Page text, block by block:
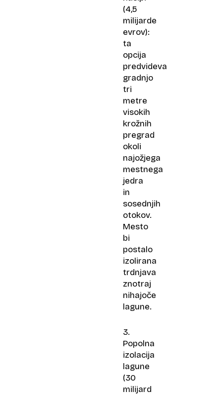
(4,5
milijarde
evrov):
ta
opcija
predvideva
gradnjo
tri
metre
visokih
krožnih
pregrad
okoli
najožjega
mestnega
jedra
in
sosednjih
otokov.
Mesto
bi
postalo
izolirana
trdnjava
znotraj
nihajoče
lagune.
3.
Popolna
izolacija
lagune
(30
milijard